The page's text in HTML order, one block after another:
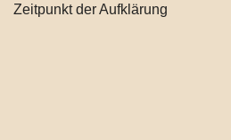
Zeitpunkt der Aufklärung